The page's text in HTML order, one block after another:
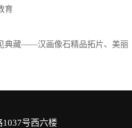
育
典藏——汉画像石精品拓片、美丽
号西六楼